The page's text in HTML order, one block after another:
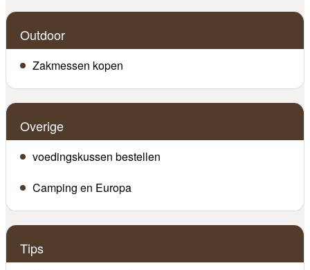
Outdoor
Zakmessen kopen
Overige
voedingskussen bestellen
Camping en Europa
Tips